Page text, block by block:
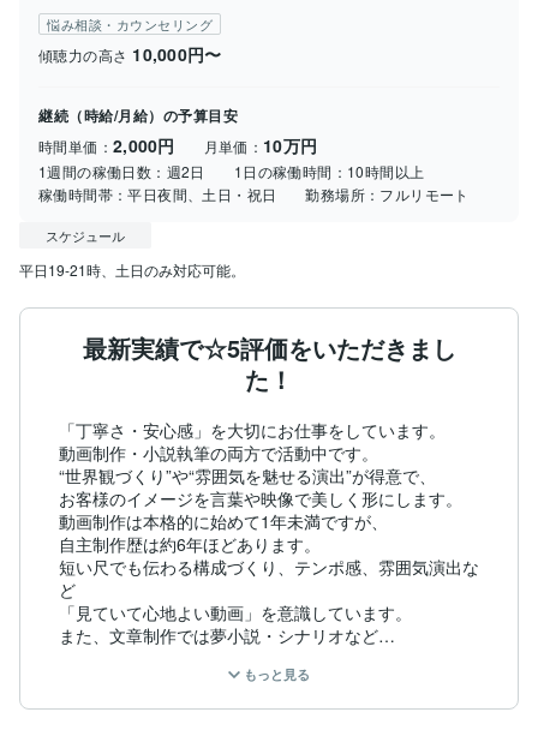
悩み相談・カウンセリング
傾聴力の高さ 10,000円〜
継続（時給/月給）の予算目安
時間単価： 2,000円 月単価： 10万円
1週間の稼働日数： 週2日 1日の稼働時間： 10時間以上
稼働時間帯：平日夜間、土日・祝日 勤務場所： フルリモート
スケジュール
平日19-21時、土日のみ対応可能。
最新実績で☆5評価をいただきまし
た！
「丁寧さ・安心感」を大切にお仕事をしています。
動画制作・小説執筆の両方で活動中です。
“世界観づくり”や“雰囲気を魅せる演出”が得意で、
お客様のイメージを言葉や映像で美しく形にします。
動画制作は本格的に始めて1年未満ですが、
自主制作歴は約6年ほどあります。
短い尺でも伝わる構成づくり、テンポ感、雰囲気演出な
ど
「見ていて心地よい動画」を意識しています。
また、文章制作では夢小説・シナリオなど
企画段階・構成づくりからのご相談も可能です。
「こんな雰囲気が好き」「こういう色味がいい」など、
もっと見る